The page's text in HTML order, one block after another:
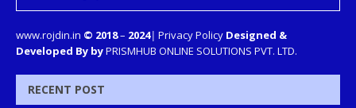
www.rojdin.in © 2018– 2024| Privacy Policy Designed &
Developed By byPRISMHUB ONLINE SOLUTIONS PVT. LTD.
RECENT POST